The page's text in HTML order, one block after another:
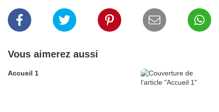
Vous aimerez aussi
Accueil 1